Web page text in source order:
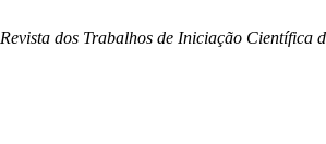
Revista dos Trabalhos de Iniciação Científica